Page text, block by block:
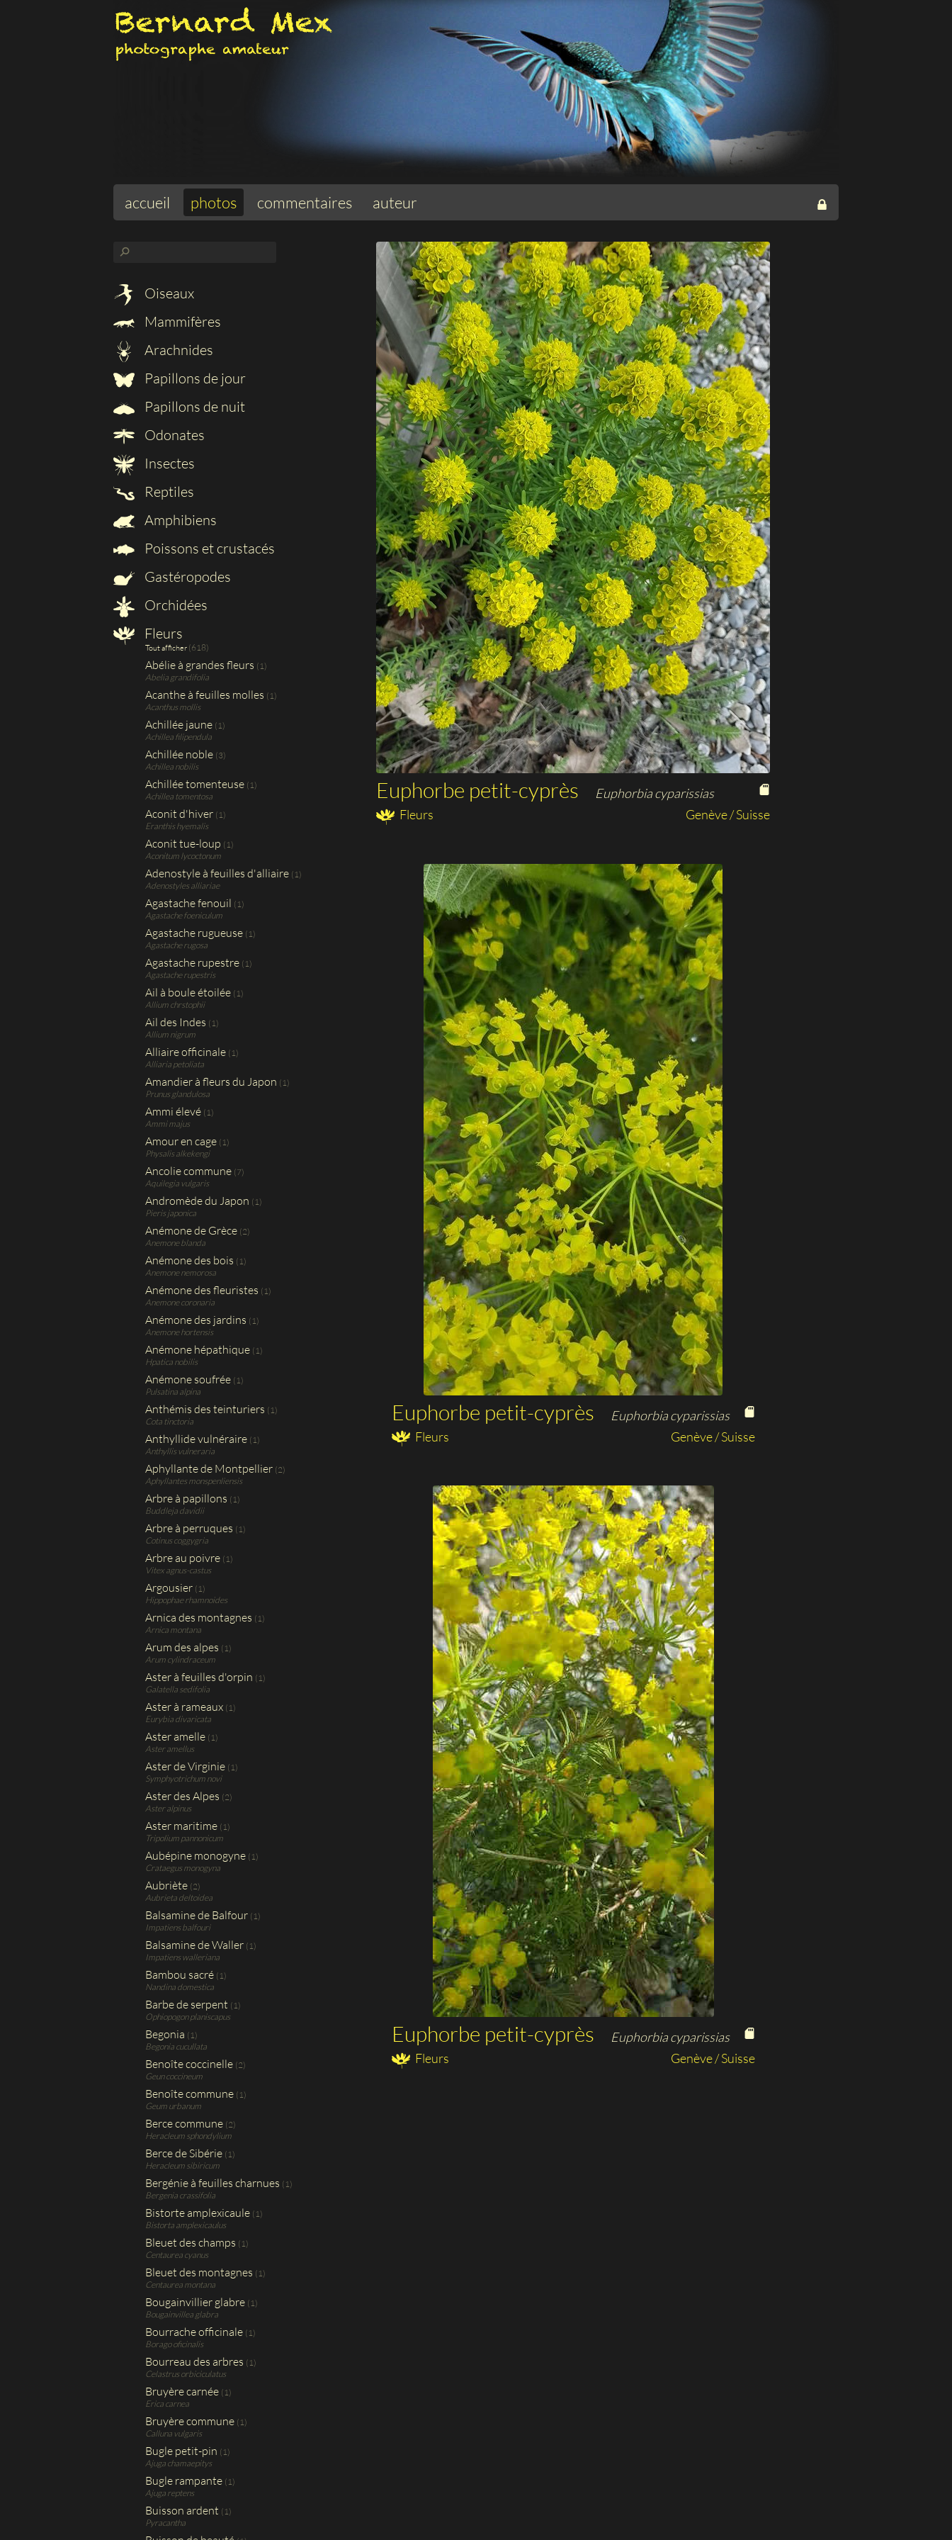
accueil photos commentaires auteur
⚲
Oiseaux
Mammifères
Arachnides
Papillons de jour
Papillons de nuit
Odonates
Insectes
Reptiles
Amphibiens
Poissons et crustacés
Gastéropodes
Orchidées
Fleurs
Tout afficher (618)
Abélie à grandes fleurs (1)
Abelia grandifolia
Acanthe à feuilles molles (1)
Acanthus mollis
Achillée jaune (1)
Achillea filipendula
Achillée noble (3)
Achillea nobilis
Achillée tomenteuse (1)
Achillea tomentosa
Aconit d'hiver (1)
Eranthis hyemalis
Aconit tue-loup (1)
Aconitum lycoctonum
Adenostyle à feuilles d'alliaire (1)
Adenostyles alliariae
Agastache fenouil (1)
Agastache foeniculum
Agastache rugueuse (1)
Agastache rugosa
Agastache rupestre (1)
Agastache rupestris
Ail à boule étoilée (1)
Allium chrstophii
Ail des Indes (1)
Allium nigrum
Alliaire officinale (1)
Alliaria petoliata
Amandier à fleurs du Japon (1)
Prunus glandulosa
Ammi élevé (1)
Ammi majus
Amour en cage (1)
Physalis alkekengi
Ancolie commune (7)
Aquilegia vulgaris
Andromède du Japon (1)
Pieris japonica
Anémone de Grèce (2)
Anemone blanda
Anémone des bois (1)
Anemone nemorosa
Anémone des fleuristes (1)
Anemone coronaria
Anémone des jardins (1)
Anemone hortensis
Anémone hépathique (1)
Hpatica nobilis
Anémone soufrée (1)
Pulsatina alpina
Anthémis des teinturiers (1)
Cota tinctoria
Anthyllide vulnéraire (1)
Anthyllis vulneraria
Aphyllante de Montpellier (2)
Aphyllantes monspenliensis
Arbre à papillons (1)
Buddleja davidii
Arbre à perruques (1)
Cotinus coggygria
Arbre au poivre (1)
Vitex agnus-castus
Argousier (1)
Hippophae rhamnoides
Arnica des montagnes (1)
Arnica montana
Arum des alpes (1)
Arum cylindraceum
Aster à feuilles d'orpin (1)
Galatella sedifolia
Aster à rameaux (1)
Eurybia divaricata
Aster amelle (1)
Aster amellus
Aster de Virginie (1)
Symphyotrichum novi
Aster des Alpes (2)
Aster alpinus
Aster maritime (1)
Tripolium pannonicum
Aubépine monogyne (1)
Crataegus monogyna
Aubriète (2)
Aubrieta deltoidea
Balsamine de Balfour (1)
Impatiens balfouri
Balsamine de Waller (1)
Impatiens walleriana
Bambou sacré (1)
Nandina domestica
Barbe de serpent (1)
Ophiopogon planiscapus
Begonia (1)
Begonia cucullata
Benoîte coccinelle (2)
Geun coccineum
Benoîte commune (1)
Geum urbanum
Berce commune (2)
Heracleum sphondylium
Berce de Sibérie (1)
Heracleum sibiricum
Bergénie à feuilles charnues (1)
Bergenia crassifolia
Bistorte amplexicaule (1)
Bistorta amplexicaulus
Bleuet des champs (1)
Centaurea cyanus
Bleuet des montagnes (1)
Centaurea montana
Bougainvillier glabre (1)
Bougainvillea glabra
Bourrache officinale (1)
Borago oficinalis
Bourreau des arbres (1)
Celastrus orbiciculatus
Bruyère carnée (1)
Erica carnea
Bruyère commune (1)
Calluna vulgaris
Bugle petit-pin (1)
Ajuga chamaepitys
Bugle rampante (1)
Ajuga reptens
Buisson ardent (1)
Pyracantha
Euphorbe petit-cyprès
Euphorbia cyparissias
Fleurs
Genève / Suisse
Euphorbe petit-cyprès
Euphorbia cyparissias
Fleurs
Genève / Suisse
Euphorbe petit-cyprès
Euphorbia cyparissias
Fleurs
Genève / Suisse